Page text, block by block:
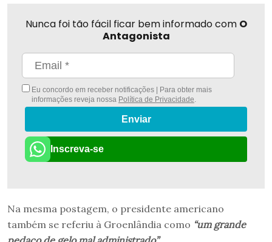
Nunca foi tão fácil ficar bem informado com O
Antagonista
Eu concordo em receber notificações | Para obter mais
informações reveja nossa Política de Privacidade.
Enviar
Inscreva-se
Na mesma postagem, o presidente americano
também se referiu à Groenlândia como “um grande